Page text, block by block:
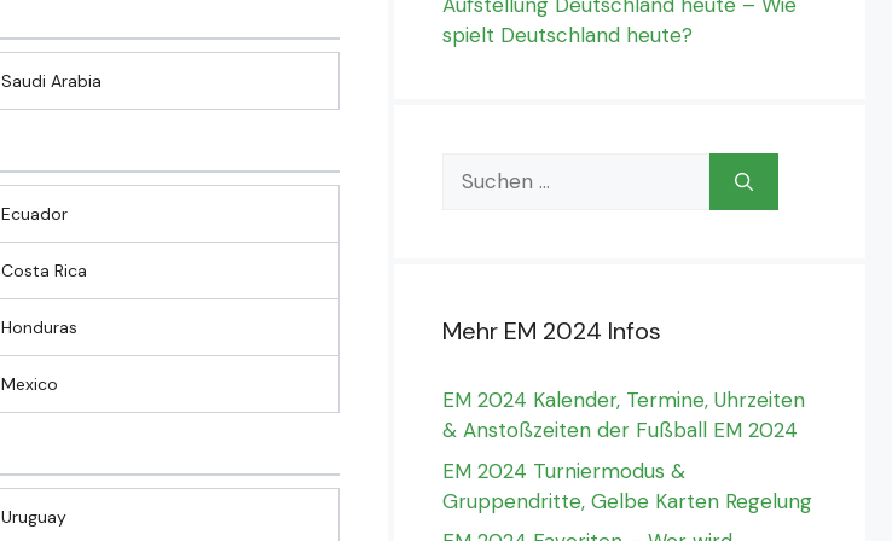
Saudi Arabia
Ecuador
Costa Rica
Honduras
Mexico
Uruguay
spielt Deutschland heute?
Suchen
nach:
Mehr EM 2024 Infos
EM 2024 Kalender, Termine, Uhrzeiten
& Anstoßzeiten der Fußball EM 2024
EM 2024 Turniermodus &
Gruppendritte, Gelbe Karten Regelung